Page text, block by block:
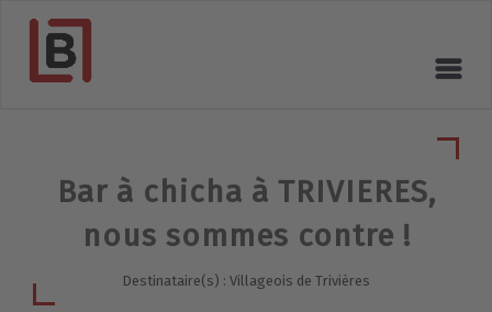
Bar à chicha à TRIVIERES,
nous sommes contre !
Destinataire(s) : Villageois de Trivières